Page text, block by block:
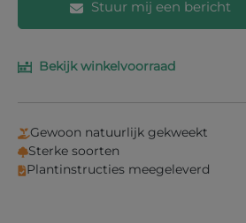
Stuur mij een bericht
Vul je e-mailadres in het
voorraad is.
Bekijk winkelvoorraad
Gewoon natuurlijk gekweekt
Sterke soorten
Plantinstructies meegeleverd